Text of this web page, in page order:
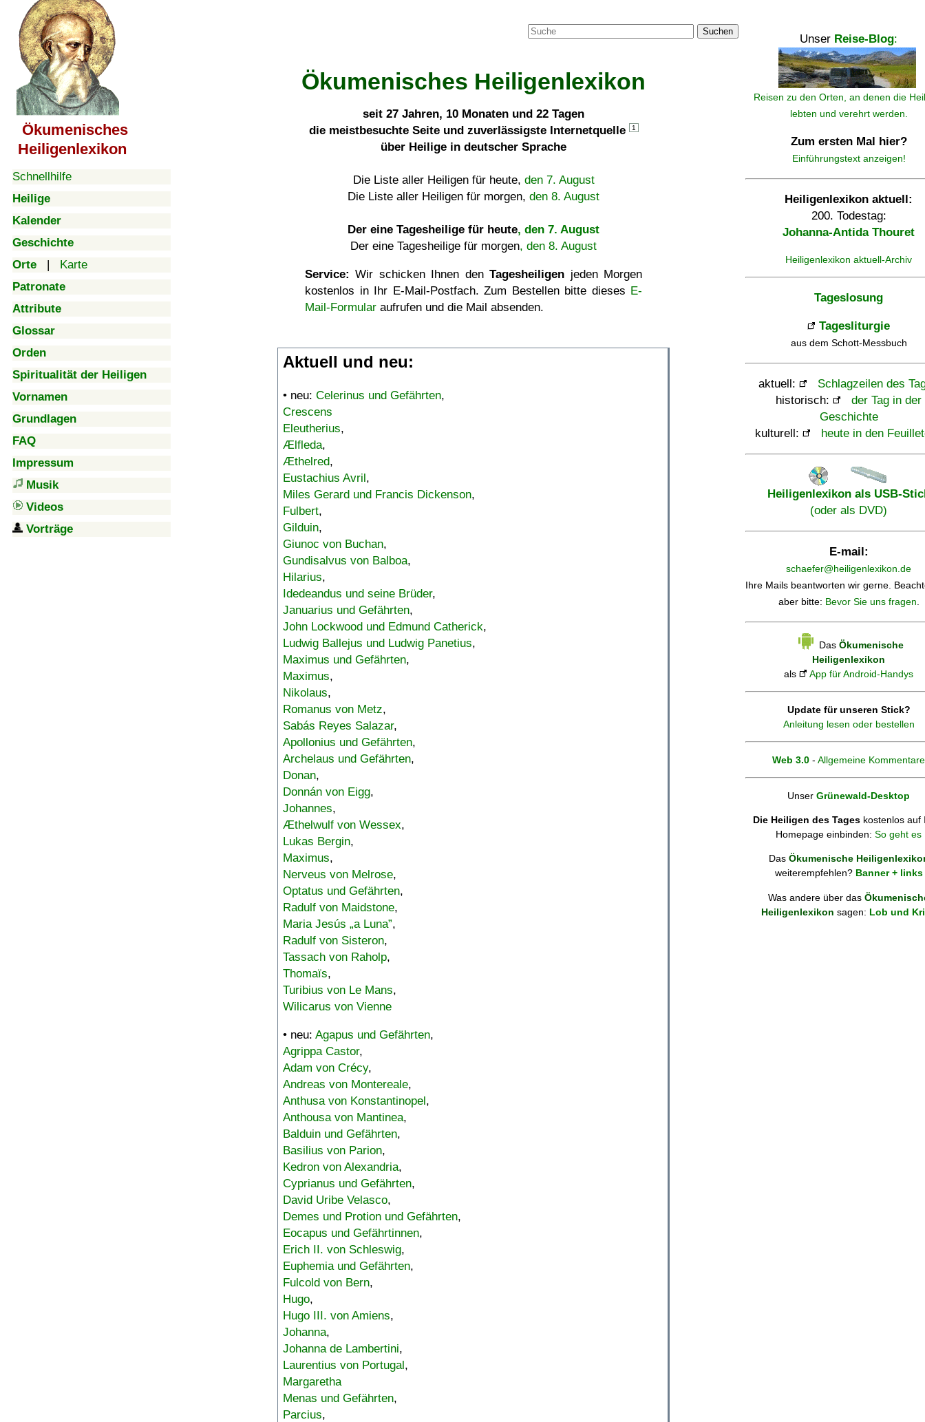
Ökumenisches
Heiligenlexikon
Schnellhilfe
Heilige
Kalender
Geschichte
Orte | Karte
Patronate
Attribute
Glossar
Orden
Spiritualität der Heiligen
Vornamen
Grundlagen
FAQ
Impressum
Musik
Videos
Vorträge
Suchen
Ökumenisches Heiligenlexikon
seit 27 Jahren, 10 Monaten und 22 Tagen
die meistbesuchte Seite und zuverlässigste Internetquelle
1
über Heilige in deutscher Sprache
Die Liste aller Heiligen für heute, den 7. August
Die Liste aller Heiligen für morgen, den 8. August
Der eine Tagesheilige für heute, den 7. August
Der eine Tagesheilige für morgen, den 8. August
Service: Wir schicken Ihnen denTagesheiligen jeden Morgen
kostenlos in Ihr E-Mail-Postfach. Zum Bestellen bitte dieses E-
Mail-Formular aufrufen und die Mail absenden.
Aktuell und neu:
• neu: Celerinus und Gefährten,
Crescens
Eleutherius,
Ælfleda,
Æthelred,
Eustachius Avril,
Miles Gerard und Francis Dickenson,
Fulbert,
Gilduin,
Giunoc von Buchan,
Gundisalvus von Balboa,
Hilarius,
Idedeandus und seine Brüder,
Januarius und Gefährten,
John Lockwood und Edmund Catherick,
Ludwig Ballejus und Ludwig Panetius,
Maximus und Gefährten,
Maximus,
Nikolaus,
Romanus von Metz,
Sabás Reyes Salazar,
Apollonius und Gefährten,
Archelaus und Gefährten,
Donan,
Donnán von Eigg,
Johannes,
Æthelwulf von Wessex,
Lukas Bergin,
Maximus,
Nerveus von Melrose,
Optatus und Gefährten,
Radulf von Maidstone,
Maria Jesús „a Luna”,
Radulf von Sisteron,
Tassach von Raholp,
Thomaïs,
Turibius von Le Mans,
Wilicarus von Vienne
• neu: Agapus und Gefährten,
Agrippa Castor,
Adam von Crécy,
Andreas von Montereale,
Anthusa von Konstantinopel,
Anthousa von Mantinea,
Balduin und Gefährten,
Basilius von Parion,
Kedron von Alexandria,
Cyprianus und Gefährten,
David Uribe Velasco,
Demes und Protion und Gefährten,
Eocapus und Gefährtinnen,
Erich II. von Schleswig,
Euphemia und Gefährten,
Fulcold von Bern,
Hugo,
Hugo III. von Amiens,
Johanna,
Johanna de Lambertini,
Laurentius von Portugal,
Margaretha
Menas und Gefährten,
Parcius,
Unser Reise-Blog:
Reisen zu den Orten, an denen die
lebten und verehrt werden.
Zum ersten Mal hier?
Einführungstext anzeigen!
Heiligenlexikon aktuell:
200. Todestag:
Johanna-Antida Thouret
Heiligenlexikon aktuell-Archiv
Tageslosung
Tagesliturgie
aus dem Schott-Messbuch
aktuell:
Schlagzeilen des
historisch:
der Tag in der
Geschichte
kulturell:
heute in den
Heiligenlexikon als USB-
(oder als DVD)
E-mail:
schaefer@heiligenlexikon.de
Ihre Mails beantworten wir gerne.
aber bitte: Bevor Sie uns fragen.
Das Ökumenische
Heiligenlexikon
als
App für Android-Handys
Update für unseren Stick?
Anleitung lesen oder bestellen
Web 3.0 - Allgemeine Kommentare
Unser Grünewald-Desktop
Die Heiligen des Tages kostenlos auf
Homepage einbinden: So geht es
Das Ökumenische
weiterempfehlen? Banner + links
Was andere über das
Heiligenlexikon sagen: Lob und